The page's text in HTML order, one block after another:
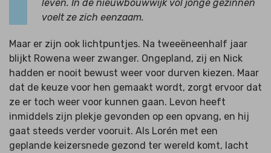
leven. In de nieuwbouwwijk vol jonge gezinnen
voelt ze zich eenzaam.
Maar er zijn ook lichtpuntjes. Na tweeëneenhalf jaar
blijkt Rowena weer zwanger. Ongepland, zij en Nick
hadden er nooit bewust weer voor durven kiezen. Maar
dat de keuze voor hen gemaakt wordt, zorgt ervoor dat
ze er toch weer voor kunnen gaan. Levon heeft
inmiddels zijn plekje gevonden op een opvang, en hij
gaat steeds verder vooruit. Als Lorén met een
geplande keizersnede gezond ter wereld komt, lacht